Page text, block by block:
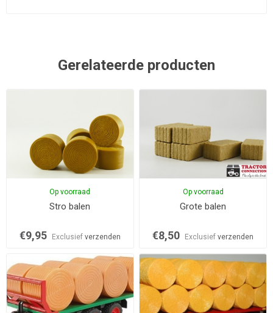
Gerelateerde producten
Op voorraad
Stro balen
€9,95 Exclusief verzenden
Op voorraad
Grote balen
€8,50 Exclusiefverzenden